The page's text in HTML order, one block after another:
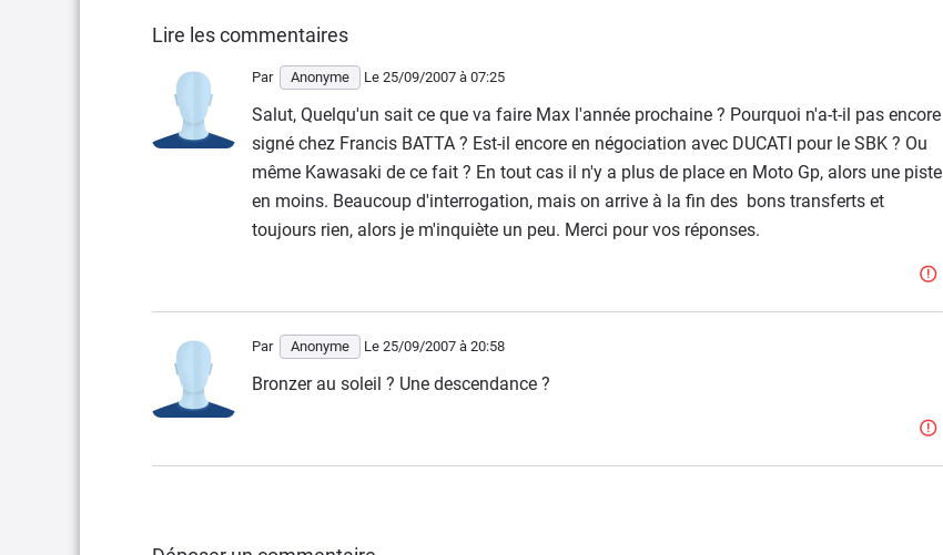
Lire les commentaires
Par Anonyme Le 25/09/2007 à 07:25
Salut, Quelqu'un sait ce que va faire Max l'année prochaine ? Pourquoi n'a-t-il pas encore
signé chez Francis BATTA ? Est-il encore en négociation avec DUCATI pour le SBK ? Ou
même Kawasaki de ce fait ? En tout cas il n'y a plus de place en Moto Gp, alors une piste
en moins. Beaucoup d'interrogation, mais on arrive à la fin des bons transferts et
toujours rien, alors je m'inquiète un peu. Merci pour vos réponses.
Par Anonyme Le 25/09/2007 à 20:58
Bronzer au soleil ? Une descendance ?